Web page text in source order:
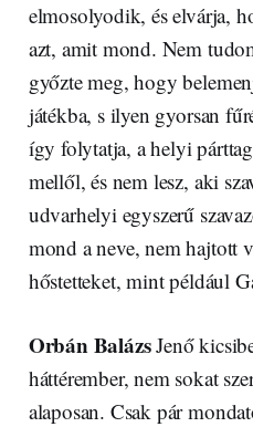
elmosolyodik, és elvárja,
azt, amit mond. Nem
győzte meg, hogy
játékba, s ilyen gyorsan
így folytatja, a helyi
mellől, és nem lesz, aki
udvarhelyi egyszerű
mond a neve, nem hajtott
hőstetteket, mint például
Orbán BalázsJenő
háttérember, nem sokat
alaposan. Csak pár